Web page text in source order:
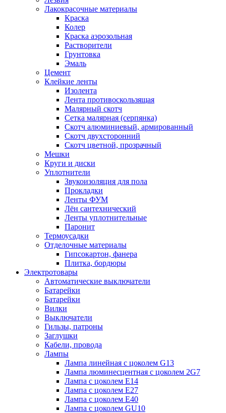
Лакокрасочные материалы
Краска
Колер
Краска аэрозольная
Растворители
Грунтовка
Эмаль
Цемент
Клейкие ленты
Изолента
Лента противоскользящая
Малярный скотч
Сетка малярная (серпянка)
Скотч алюминиевый, армированный
Скотч двухсторонний
Скотч цветной, прозрачный
Мешки
Круги и диски
Уплотнители
Звукоизоляция для пола
Прокладки
Ленты ФУМ
Лён сантехнический
Ленты уплотнительные
Паронит
Термоусадки
Отделочные материалы
Гипсокартон, фанера
Плитка, бордюры
Электротовары
Автоматические выключатели
Батарейки
Батарейки
Вилки
Выключатели
Гильзы, патроны
Заглушки
Кабели, провода
Лампы
Лампа линейная с цоколем G13
Лампа люминесцентная с цоколем 2G7
Лампа с цоколем E14
Лампа с цоколем E27
Лампа с цоколем E40
Лампа с цоколем GU10